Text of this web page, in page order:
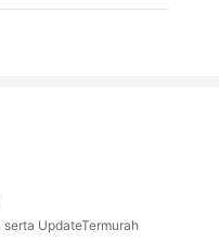
UpdateTermurah